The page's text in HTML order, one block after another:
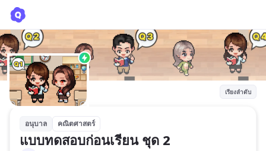
เรียงลำดับ
อนุบาล คณิตศาสตร์
แบบทดสอบก่อนเรียน ชุด 2